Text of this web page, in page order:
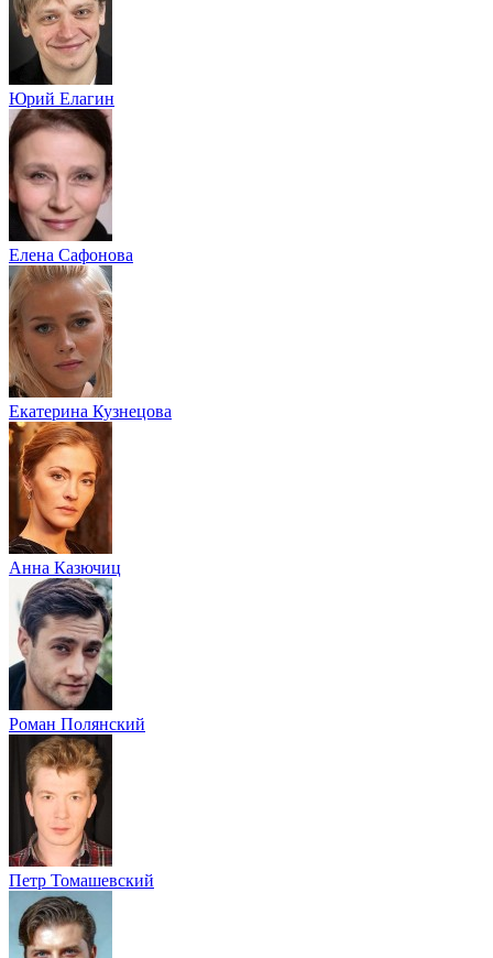
Юрий Елагин
Елена Сафонова
Екатерина Кузнецова
Анна Казючиц
Роман Полянский
Петр Томашевский